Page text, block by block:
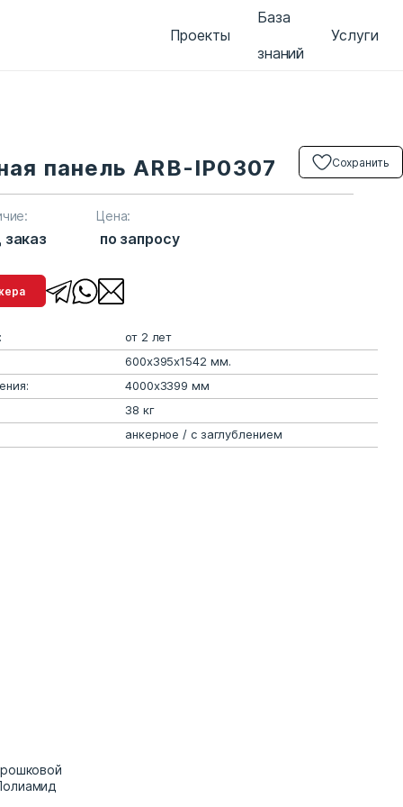
Проекты
База
знаний
Услуги
панель ARB-IP0307
Цена:
по запросу
Сохранить
от 2 лет
600х395х1542 мм.
4000х3399 мм
38 кг
анкерное / с заглублением